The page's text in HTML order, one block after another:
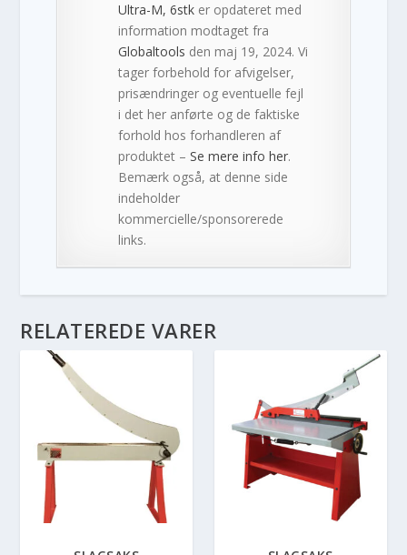
Ultra-M, 6stk er opdateret med
information modtaget fra
Globaltools den maj 19, 2024. Vi
tager forbehold for afvigelser,
prisændringer og eventuelle fejl
i det her anførte og de faktiske
forhold hos forhandleren af
produktet –Se mere info her.
Bemærk også, at denne side
indeholder
kommercielle/sponsorerede
links.
RELATEREDE VARER